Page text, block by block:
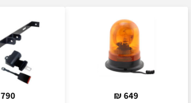
649
₪
790